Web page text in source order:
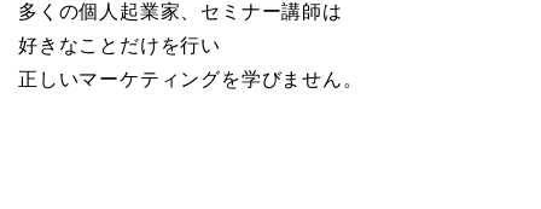
多くの個人起業家、セミナー講師は
好きなことだけを行い
正しいマーケティングを学びません。